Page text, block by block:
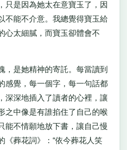
只是因為她太在意寶玉了，因
不能不介意。我總覺得寶玉給
心太細膩，而寶玉卻體會不
是她精神的寄託。每當讀到
感覺，每一個字，每一句話都
深深地插入了讀者的心裡，讓
之中像是有誰掐住了自己的喉
能不情願地放下書，讓自己慢
《葬花詞》：“依今葬花人笑